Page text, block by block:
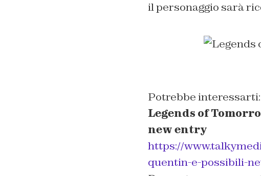
il personaggio sarà
Potrebbe interessarti:
Legends of
new entry
https://
quentin-e-possibili-